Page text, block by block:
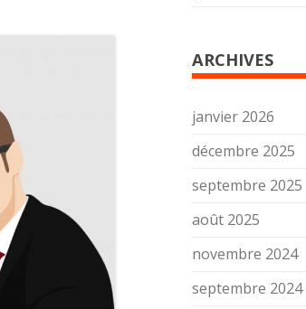
ARCHIVES
janvier 2026
décembre 2025
septembre 2025
août 2025
novembre 2024
septembre 2024